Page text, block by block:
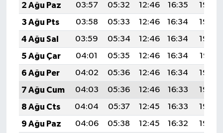
2 Ağu Paz
03:57 05:32 12:46 16:35
19:50
3 Ağu Pts
03:58 05:33 12:46 16:34
19:49
4 Ağu Sal
03:59 05:34 12:46 16:34
19:48
5 Ağu Çar
04:01 05:35 12:46 16:34
19:47
6 Ağu Per
04:02 05:36 12:46 16:34
19:46
7 Ağu Cum
04:03 05:36 12:46 16:33
19:45
8 Ağu Cts
04:04 05:37 12:45 16:33
19:44
9 Ağu Paz
04:06 05:38 12:45 16:32
19:42